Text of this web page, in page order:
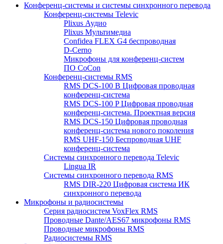
Конференц-системы и системы синхронного перевода
Конференц-системы Televic
Plixus Аудио
Plixus Мультимедиа
Confidea FLEX G4 беспроводная
D-Cerno
Микрофоны для конференц-систем
ПО CoCon
Конференц-системы RMS
RMS DCS-100 B Цифровая проводная
конференц-система
RMS DCS-100 P Цифровая проводная
конференц-система. Проектная версия
RMS DCS-150 Цифровая проводная
конференц-система нового поколения
RMS UHF-150 Беспроводная UHF
конференц-система
Системы синхронного перевода Televic
Lingua IR
Системы синхронного перевода RMS
RMS DIR-220 Цифровая система ИК
синхронного перевода
Микрофоны и радиосистемы
Серия радиосистем VoxFlex RMS
Проводные Dante/AES67 микрофоны RMS
Проводные микрофоны RMS
Радиосистемы RMS